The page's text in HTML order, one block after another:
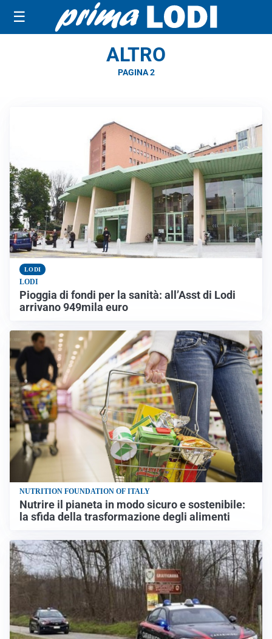
☰
ALTRO
PAGINA 2
LODI
LODI
Pioggia di fondi per la sanità: all’Asst di Lodi
arrivano 949mila euro
NUTRITION FOUNDATION OF ITALY
Nutrire il pianeta in modo sicuro e sostenibile:
la sfida della trasformazione degli alimenti